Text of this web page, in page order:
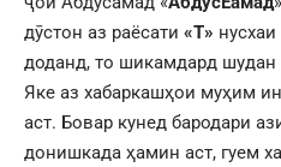
дӯстон аз раёсати «Т»
доданд, то шикамдард шудан
Яке аз хабаркашҳои муҳим
аст. Бовар кунед бародари
донишкада ҳамин аст, гуем